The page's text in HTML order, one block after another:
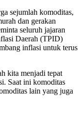
sejumlah komoditas,
dan gerakan
seluruh jajaran
Daerah (TPID)
inflasi untuk terus
kita menjadi tepat
Saat ini komoditas
lain yang juga